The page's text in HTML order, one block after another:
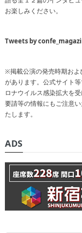
お楽しみください。
Tweets by
※掲載公演の発売時期およ
があります。公式サイト
ロナウイルス感染拡大を
要請等の情報にもご注意
たします。
ADS